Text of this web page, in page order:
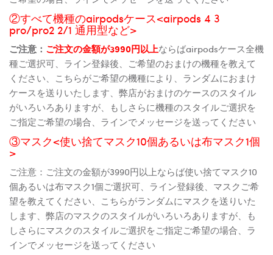
②すべて機種のairpodsケース<airpods 4 3
pro/pro2 2/1 通用型など>
ご注意： ご注文の金額が3990円以上ならばairpodsケース全機
種ご選択可、ライン登録後、ご希望のおまけの機種を教えて
ください、こちらがご希望の機種により、ランダムにおまけ
ケースを送りいたします、弊店がおまけのケースのスタイル
がいろいろありますが、もしさらに機種のスタイルご選択を
ご指定ご希望の場合、ラインでメッセージを送ってください
③マスク<使い捨てマスク10個あるいは布マスク1個
>
ご注意：ご注文の金額が3990円以上ならば使い捨てマスク10
個あるいは布マスク1個ご選択可、ライン登録後、マスクご希
望を教えてください、こちらがランダムにマスクを送りいた
します、弊店のマスクのスタイルがいろいろありますが、も
しさらにマスクのスタイルご選択をご指定ご希望の場合、ラ
インでメッセージを送ってください